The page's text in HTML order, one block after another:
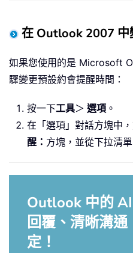
在 Outlook 2007 中
如果您使用的是 Microsoft
驟變更預設約會提醒時間：
按一下工具＞ 選項 。
在「選項」對話方塊中
醒： 方塊，並從下拉清
Outlook 中的
回覆、清晰溝
定！